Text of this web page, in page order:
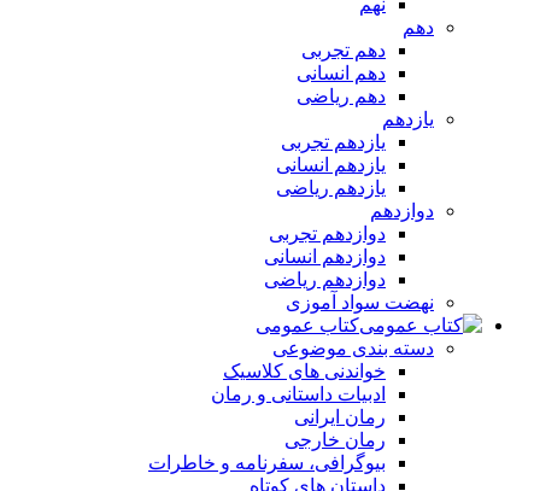
نهم
دهم
دهم تجربی
دهم انسانی
دهم ریاضی
یازدهم
یازدهم تجربی
یازدهم انسانی
یازدهم ریاضی
دوازدهم
دوازدهم تجربی
دوازدهم انسانی
دوازدهم ریاضی
نهضت سواد آموزی
کتاب عمومی
دسته بندی موضوعی
خواندنی های کلاسیک
ادبیات داستانی و رمان
رمان ایرانی
رمان خارجی
بیوگرافی، سفرنامه و خاطرات
داستان های کوتاه